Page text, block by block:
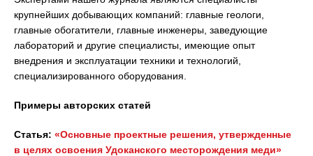
крупнейших добывающих компаний: главные геологи,
главные обогатители, главные инженеры, заведующие
лабораторий и другие специалисты, имеющие опыт
внедрения и эксплуатации техники и технологий,
специализированного оборудования.
Примеры авторских статей
Статья: «Основные проектные решения, утвержденные
в целях освоения Удоканского месторождения меди»